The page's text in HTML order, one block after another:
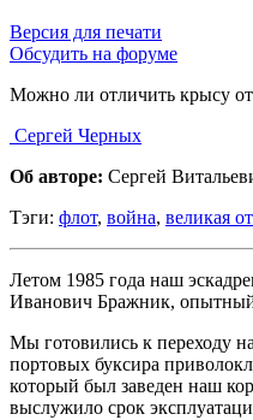
Версия для печати
Обсудить на форуме
Можно ли отличить крысу
Сергей Черных
Об авторе: Сергей
Тэги: флот, война, великая
Летом 1985 года наш
Иванович Бражник, опытный
Мы готовились к переходу
портовых буксира
который был заведен наш
выслужило срок